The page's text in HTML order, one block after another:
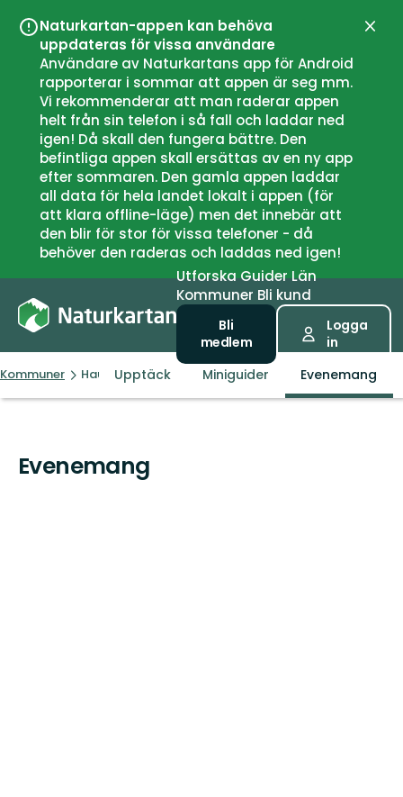
Naturkartan-appen kan behöva
uppdateras för vissa användare
Användare av Naturkartans app för Android
rapporterar i sommar att appen är seg mm.
Vi rekommenderar att man raderar appen
helt från sin telefon i så fall och laddar ned
igen! Då skall den fungera bättre. Den
befintliga appen skall ersättas av en ny app
efter sommaren. Den gamla appen laddar
all data för hela landet lokalt i appen (för
att klara offline-läge) men det innebär att
den blir för stor för vissa telefoner - då
behöver den raderas och laddas ned igen!
UtforskaGuiderLän
Kommuner Bli kund
Bli
medlem
Logga
in
Kommuner Haugesund
Upptäck Miniguider Evenemang
Evenemang